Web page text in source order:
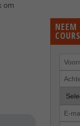
om
NEEM